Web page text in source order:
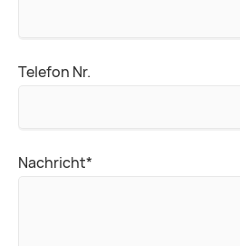
Telefon Nr.
Pflichtfeld
Nachricht*